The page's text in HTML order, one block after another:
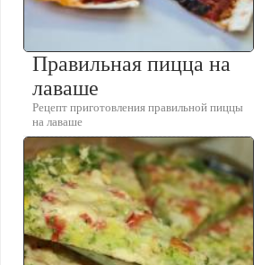
Правильная пицца на
лаваше
Рецепт приготовления правильной пиццы
на лаваше